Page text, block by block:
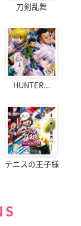
刀剣乱舞
HUNTER...
テニスの王子様